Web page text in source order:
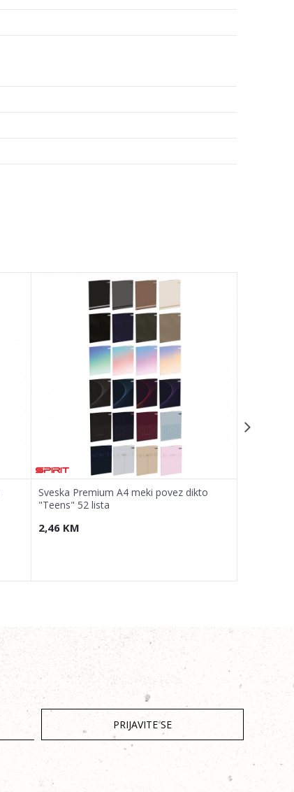
Sveska Premium A4 meki povez dikto
"Teens" 52 lista
2,46 KM
PRIJAVITE SE